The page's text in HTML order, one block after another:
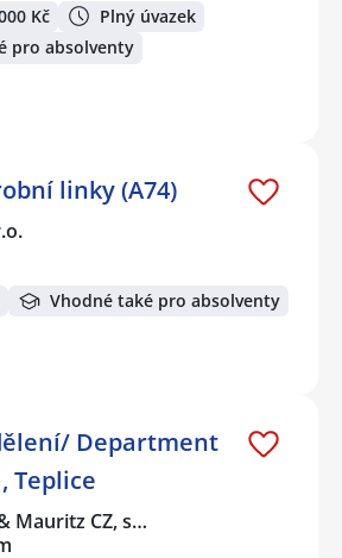
Kč
Plný úvazek
pro absolventy
linky (A74)
Vhodné také pro absolventy
Department
Teplice
Mauritz CZ, s…